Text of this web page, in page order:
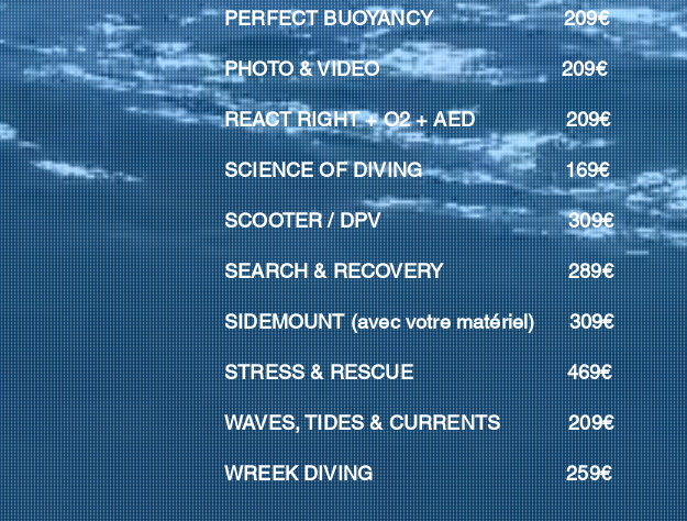
PERFECT BUOYANCY 209€
PHOTO & VIDEO 209€
REACT RIGHT + O2 + AED 209€
SCIENCE OF DIVING 169€
SCOOTER / DPV 309€
SEARCH & RECOVERY 289€
SIDEMOUNT (avec votre matériel)309€
STRESS & RESCUE 469€
WAVES, TIDES & CURRENTS 209€
WREEK DIVING 259€